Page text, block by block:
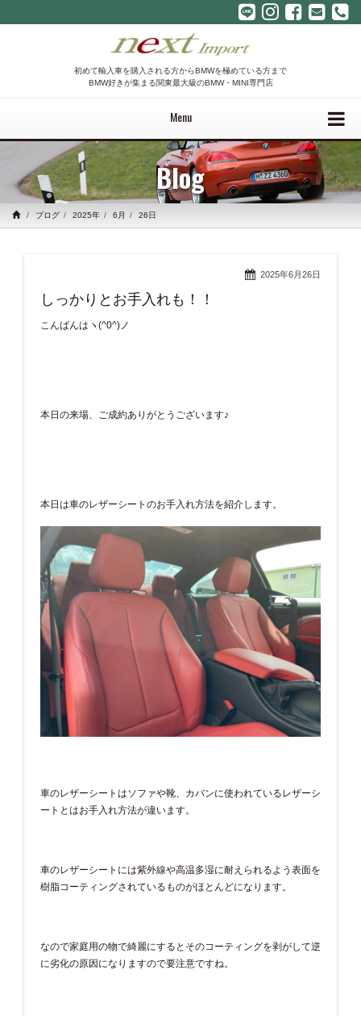
初めて輸入車を購入される方からBMWを極めている方まで
BMW好きが集まる関東最大級のBMW・MINI専門店
Menu
Blog
ブログ 2025年 6月 26日
2025年6月26日
しっかりとお手入れも！！
こんばんはヽ(^0^)ノ
本日の来場、ご成約ありがとうございます♪
本日は車のレザーシートのお手入れ方法を紹介します。
車のレザーシートはソファや靴、カバンに使われているレザーシ
ートとはお手入れ方法が違います。
車のレザーシートには紫外線や高温多湿に耐えられるよう表面を
樹脂コーティングされているものがほとんどになります。
なので家庭用の物で綺麗にするとそのコーティングを剥がして逆
に劣化の原因になりますので要注意ですね。